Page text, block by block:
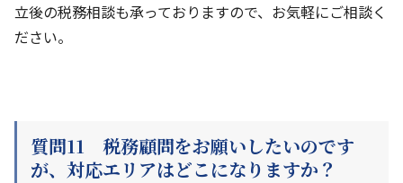
立後の税務相談も承っておりますので、お気軽にご相談く
ださい。
質問11 税務顧問をお願いしたいのです
が、対応エリアはどこになりますか？